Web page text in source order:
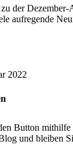
der Dezember-
aufregende
2022
Button mithilfe
und bleiben